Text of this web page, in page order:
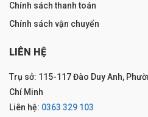
Chính sách thanh toán
Chính sách vận chuyển
LIÊN HỆ
Trụ sở: 115-117 Đào Duy Anh,
Chí Minh
Liên hệ: 0363 329 103